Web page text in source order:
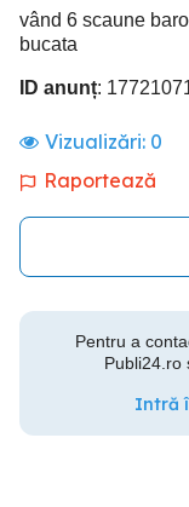
vând 6 scaune
bucata
ID anunț:
Vizualizări: 0
Raportează
Pentru a
Publi24.ro
Intră